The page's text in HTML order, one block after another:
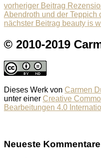
vorheriger Beitrag Previous
post:
Abendroth und der Teppich
nächster Beitrag Next
beauty is
© 2010-2019
Dieses Werk von Carmen
unter einer Creative
Bearbeitungen 4.0
Neueste Kommentare